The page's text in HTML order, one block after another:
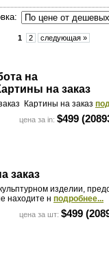
1 2 следующая »
ота на
артины на заказ
Картины на заказ
цена за in: $499
а заказ
изделии,
находите н подробнее...
цена за шт: $499